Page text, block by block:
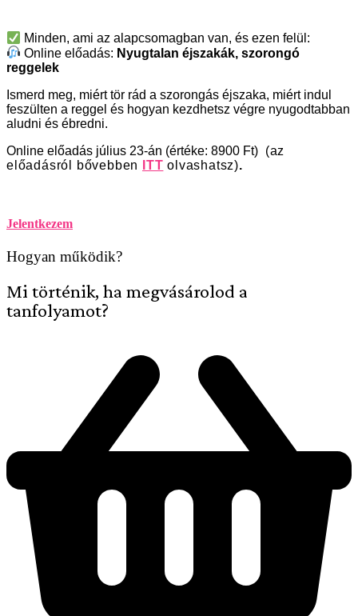
Minden, ami az alapcsomagban van, és ezen felül:
Online előadás: Nyugtalan éjszakák, szorongó
reggelek
Ismerd meg, miért tör rád a szorongás éjszaka, miért indul
feszülten a reggel és hogyan kezdhetsz végre nyugodtabban
aludni és ébredni.
Online előadás július 23-án (értéke: 8900 Ft) (az
előadásról bővebben
ITT olvashatsz).
Jelentkezem
Hogyan működik?
Mi történik, ha megvásárolod a
tanfolyamot?